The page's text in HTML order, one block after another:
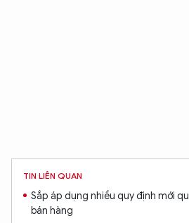
TIN LIÊN QUAN
Sắp áp dụng nhiều quy định mới
bán hàng